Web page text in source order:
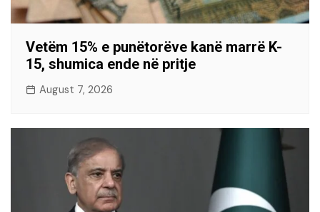
Vetëm 15% e punëtorëve kanë marrë K-
15, shumica ende në pritje
August 7, 2026